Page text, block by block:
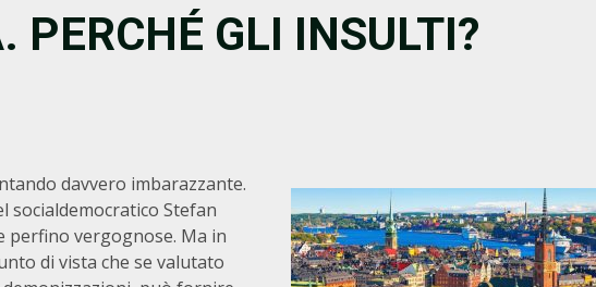
PERCHÉ GLI INSULTI?
davvero imbarazzante.
socialdemocratico Stefan
perfino vergognose. Ma in
di vista che se valutato